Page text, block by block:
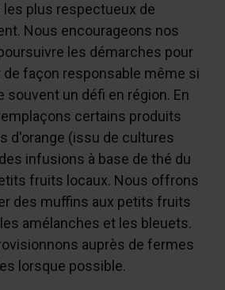
les plus respectueux de
Nous encourageons nos
les démarches pour
façon responsable même si
souvent un défi en région. En
certains produits
d'orange (issu de cultures
infusions à base de thé du
fruits locaux. Nous offrons
des muffins aux petits fruits
amélanches et les bleuets.
auprès de fermes
lorsque possible.